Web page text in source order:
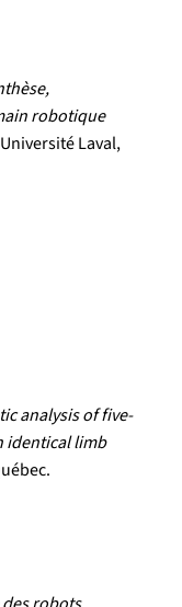
robotique
Laval,
analysis of five-
identical limb